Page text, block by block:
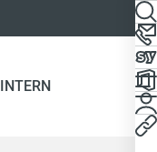
INTERN